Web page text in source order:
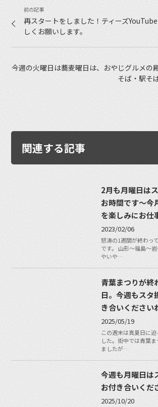
再スタートをしました！ティーズ
しくお願いします。
今週の火曜日は蕎麦曜日は、おやじグルメの
そば・駅そ
関連する記事
2月も月曜日は
お時間です〜今
を楽しみにお仕
2023/02/06
怒涛の1週間が終わっ
です。 山形〜福島〜
やいや…
青葉まつりが終
日。今週もスタ
き合いください
2025/05/19
この週末は真夏日に
した。街中では青葉
ましたが…
今週も月曜日は
お付き合いくだ
2025/10/20